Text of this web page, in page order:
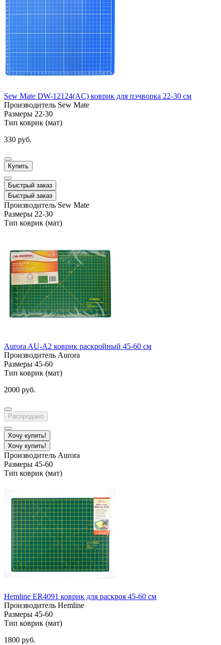
Sew Mate DW-12124(AC) коврик для пэчворка 22-30 см
Производитель Sew Mate
Размеры 22-30
Тип коврик (мат)
330 руб.
Купить
Быстрый заказ
Быстрый заказ
Производитель Sew Mate
Размеры 22-30
Тип коврик (мат)
Aurora AU-A2 коврик раскройный 45-60 см
Производитель Aurora
Размеры 45-60
Тип коврик (мат)
2000 руб.
Распродано
Хочу купить!
Хочу купить!
Производитель Aurora
Размеры 45-60
Тип коврик (мат)
Hemline ER4091 коврик для раскроя 45-60 см
Производитель Hemline
Размеры 45-60
Тип коврик (мат)
1800 руб.